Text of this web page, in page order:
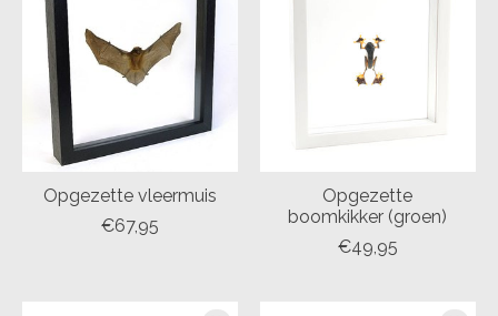
Opgezette vleermuis
€67,95
Opgezette
boomkikker (groen)
€49,95